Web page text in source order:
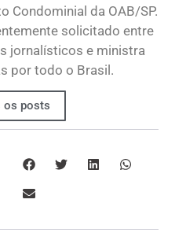
Condominial da OAB/SP.
solicitado entre
jornalísticos e ministra
por todo o Brasil.
os posts